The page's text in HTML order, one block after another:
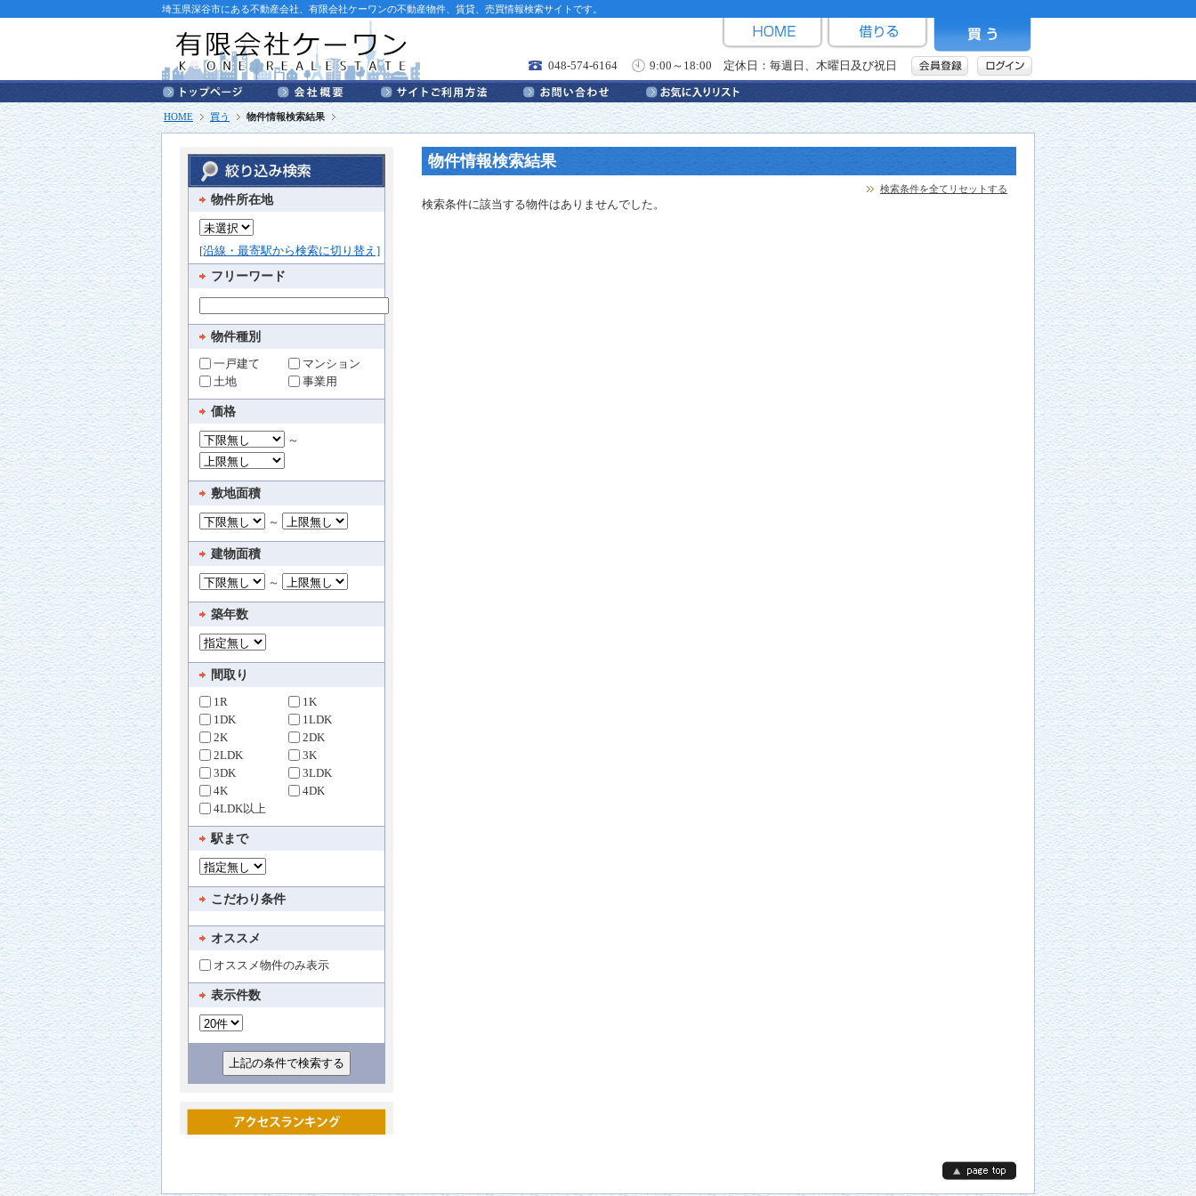
埼玉県深谷市にある不動産会社、有限会社ケーワンの不動産物件、賃貸、売買情報検索サイトです。
048-574-6164 9:00～18:00 定休日：毎週日、木曜日及び祝日
HOME 買う 物件情報検索結果
物件所在地
[沿線・最寄駅から検索に切り替え]
フリーワード
物件種別
一戸建て
マンション
土地
事業用
価格
～
敷地面積
～
建物面積
～
築年数
間取り
1R
1K
1DK
1LDK
2K
2DK
2LDK
3K
3DK
3LDK
4K
4DK
4LDK以上
駅まで
こだわり条件
オススメ
オススメ物件のみ表示
表示件数
物件情報検索結果
検索条件を全てリセットする
検索条件に該当する物件はありませんでした。